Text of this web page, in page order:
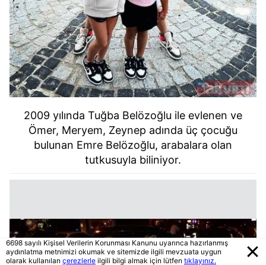
2009 yılında Tuğba Belözoğlu ile evlenen ve
Ömer, Meryem, Zeynep adında üç çocuğu
bulunan Emre Belözoğlu, arabalara olan
tutkusuyla biliniyor.
6698 sayılı Kişisel Verilerin Korunması Kanunu uyarınca hazırlanmış
aydınlatma metnimizi okumak ve sitemizde ilgili mevzuata uygun
olarak kullanılan çerezlerle ilgili bilgi almak için lütfen tıklayınız.